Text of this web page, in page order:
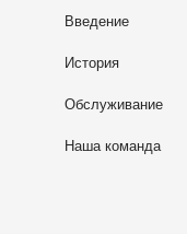
Введение
История
Обслуживание
Наша команда